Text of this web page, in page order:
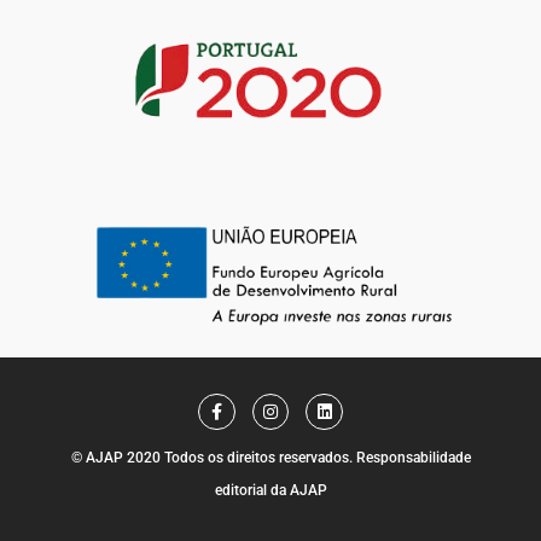
F
a
c
e
b
o
I
n
s
t
a
g
L
i
n
k
e
d
© AJAP 2020 Todos os direitos reservados. Responsabilidade
editorial da AJAP